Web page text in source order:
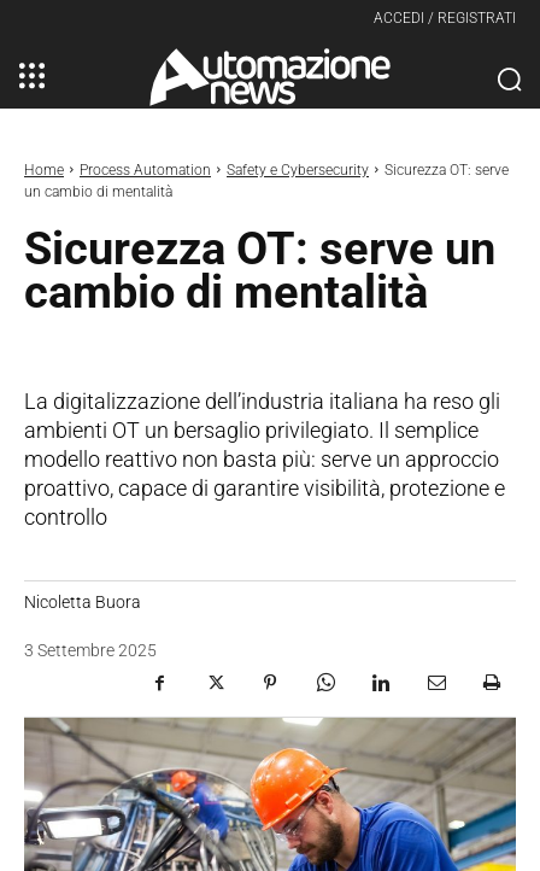
ACCEDI / REGISTRATI
Home Process Automation Safety e Cybersecurity
Sicurezza OT: serve
un cambio di mentalità
Sicurezza OT: serve un
cambio di mentalità
La digitalizzazione dell’industria italiana ha reso gli
ambienti OT un bersaglio privilegiato. Il semplice
modello reattivo non basta più: serve un approccio
proattivo, capace di garantire visibilità, protezione e
controllo
Nicoletta Buora
3 Settembre 2025